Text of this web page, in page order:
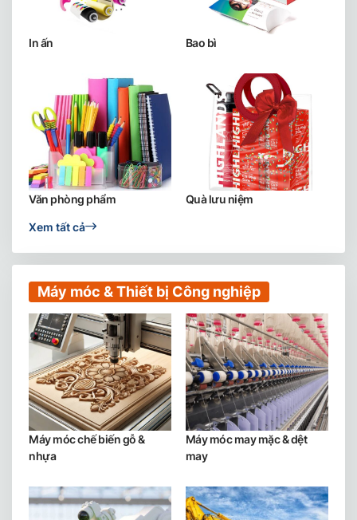
In ấn Bao bì
Văn phòng phẩm Quà lưu niệm
Xem tất cả
Máy móc & Thiết bị Công nghiệp
Máy móc chế biến gỗ &
nhựa
Máy móc may mặc & dệt
may